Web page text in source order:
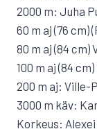
2000 m: Juha
60 m aj (76 cm)
80 m aj (84 cm)
100 m aj (84
200 m aj: Ville-
3000 m käv:
Korkeus: Alexei